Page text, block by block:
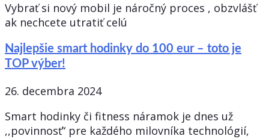
Vybrať si nový mobil je náročný proces , obzvlášť
ak nechcete utratiť celú
Najlepšie smart hodinky do 100 eur – toto je
TOP výber!
26. decembra 2024
Smart hodinky či fitness náramok je dnes už
,,povinnosť“ pre každého milovníka technológií,